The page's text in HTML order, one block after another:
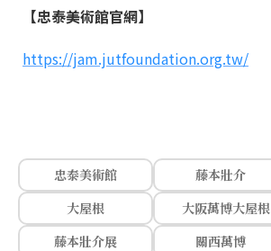
【忠泰美術館官網】
https://jam.jutfoundation.org.tw/
忠泰美術館
藤本壯介
大屋根
大阪萬博大屋根
藤本壯介展
關西萬博